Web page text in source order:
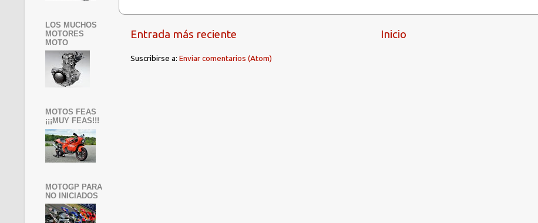
Entrada más reciente Inicio
Suscribirse a: Enviar comentarios (Atom)
LOS MUCHOS
MOTORES
MOTO
MOTOS FEAS
¡¡¡MUY FEAS!!!
MOTOGP PARA
NO INICIADOS